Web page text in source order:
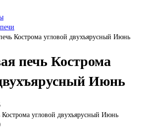
Кострома угловой двухъярусный Июнь
печь Кострома
Июнь